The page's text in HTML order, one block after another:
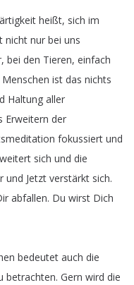
heißt, sich im
nicht nur bei uns
, bei den Tieren, einfach
Menschen ist das nichts
Haltung aller
Erweitern der
fokussiert und
sich und die
und Jetzt verstärkt sich.
abfallen. Du wirst Dich
bedeutet auch die
betrachten. Gern wird die